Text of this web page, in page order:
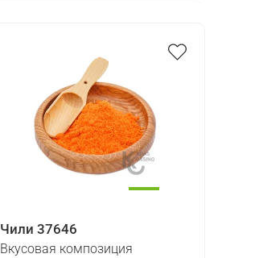
Чили 37646
Вкусовая композиция